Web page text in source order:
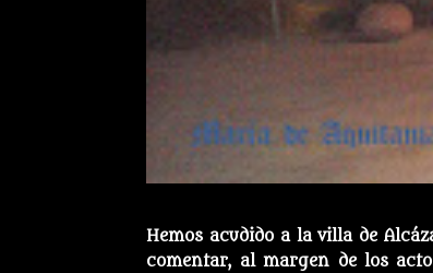
Hemos acudido a la villa de
comentar, al margen de los